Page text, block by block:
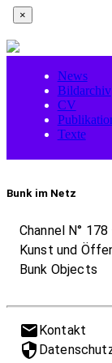
×
News
Bildarchiv
CV
Texte
Bunk im Netz
Channel N°
Kunst und
Bunk Objects
mail Kontakt
security